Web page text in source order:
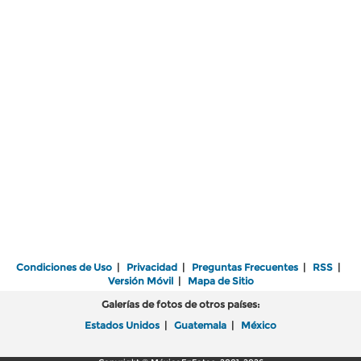
Condiciones de Uso | Privacidad | Preguntas Frecuentes | RSS |
Versión Móvil| Mapa de Sitio
Galerías de fotos de otros países:
Estados Unidos | Guatemala | México